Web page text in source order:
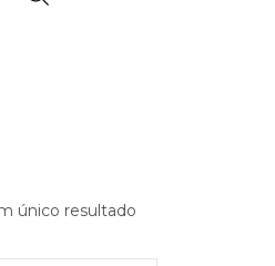
único resultado